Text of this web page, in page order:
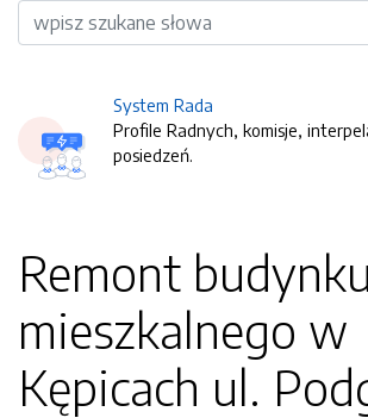
Wyszukiwarka
System Rada
Profile Radnych, komisje,
posiedzeń.
Remont budynku
mieszkalnego w
Kępicach ul.